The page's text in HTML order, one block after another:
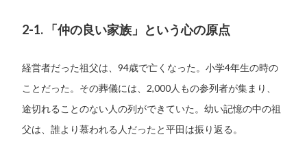
2-1. 「仲の良い家族」という心の原点
経営者だった祖父は、94歳で亡くなった。小学4年生の時の
ことだった。その葬儀には、2,000人もの参列者が集まり、
途切れることのない人の列ができていた。幼い記憶の中の祖
父は、誰より慕われる人だったと平田は振り返る。